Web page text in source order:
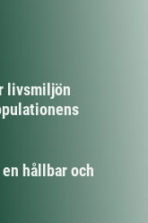
livsmiljön
hållbar och